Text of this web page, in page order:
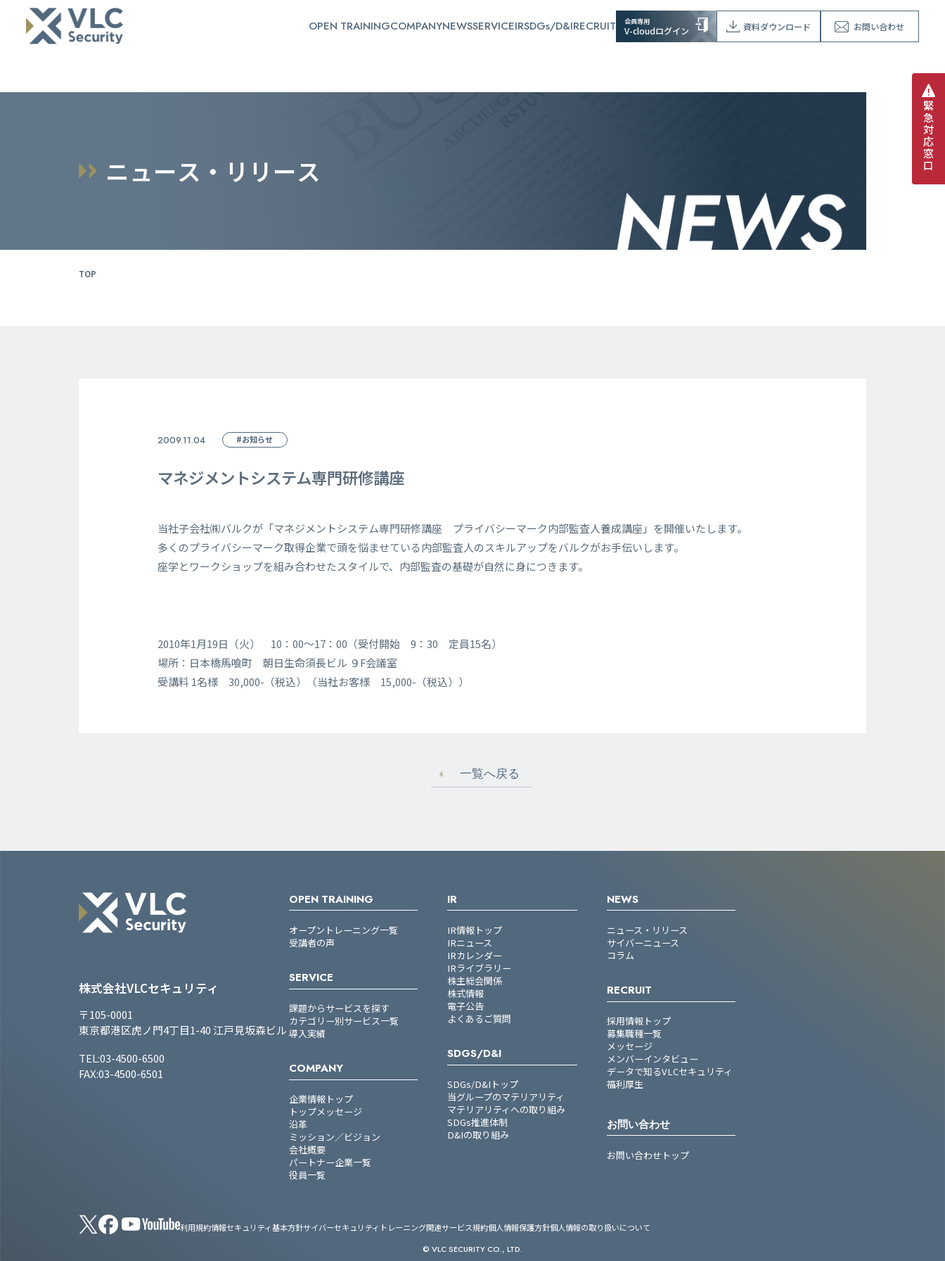
OPEN TRAININGCOMPANYNEWSSERVICEIRSDGs/D&IRECRUIT 会員専用
V-cloudログイン 資料ダウンロード お問い合わせ
緊
急
対
応
窓
口
ニュース ・ リ リ ース
TOP
2009.11.04 #お知らせ
マネジメントシステム専門研修講座
当社子会社㈱バルクが「マネジメントシステム専門研修講座 プライバシーマーク内部監査人養成講座」を開催いたします。
多くのプライバシーマーク取得企業で頭を悩ませている内部監査人のスキルアップをバルクがお手伝いします。
座学とワークショップを組み合わせたスタイルで、内部監査の基礎が自然に身につきます。
2010年1月19日（火） 10：00～17：00（受付開始 9：30 定員15名）
場所：日本橋馬喰町 朝日生命須長ビル ９F会議室
受講料 1名様 30,000-（税込）（当社お客様 15,000-（税込））
一覧へ戻る
株式会社VLCセキュリティ
〒105-0001
東京都港区虎ノ門4丁目1-40 江戸見坂森ビル
TEL:03-4500-6500
FAX:03-4500-6501
OPEN TRAINING
オープントレーニング一覧
受講者の声
SERVICE
課題からサービスを探す
カテゴリー別サービス一覧
導入実績
COMPANY
企業情報トップ
トップメッセージ
沿革
ミッション／ビジョン
会社概要
パートナー企業一覧
役員一覧
IR
IR情報トップ
IRニュース
IRカレンダー
IRライブラリー
株主総会関係
株式情報
電子公告
よくあるご質問
SDGS/D&I
SDGs/D&Iトップ
当グループのマテリアリティ
マテリアリティへの取り組み
SDGs推進体制
D&Iの取り組み
NEWS
ニュース・リリース
サイバーニュース
コラム
RECRUIT
採用情報トップ
募集職種一覧
メッセージ
メンバーインタビュー
データで知るVLCセキュリティ
福利厚生
お問い合わせ
お問い合わせトップ
利用規約情報セキュリティ基本方針サイバーセキュリティトレーニング関連サービス規約個人情報保護方針個人情報の取り扱いについて
© VLC SECURITY CO., LTD.